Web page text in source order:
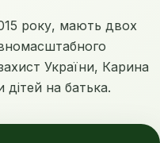
року, мають двох
України, Карина
на батька.